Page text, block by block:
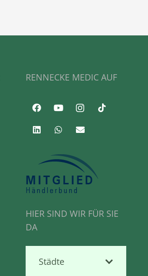
RENNECKE MEDIC AUF
HIER SIND WIR FÜR SIE
DA
Städte